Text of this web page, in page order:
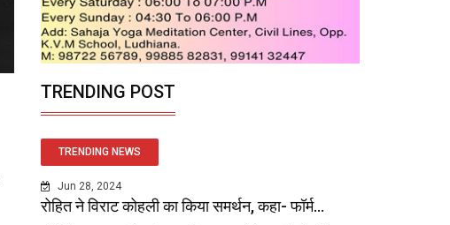
TRENDING POST
TRENDING NEWS
Jun 28, 2024
रोहित ने विराट कोहली का किया समर्थन, कहा- फॉर्म...